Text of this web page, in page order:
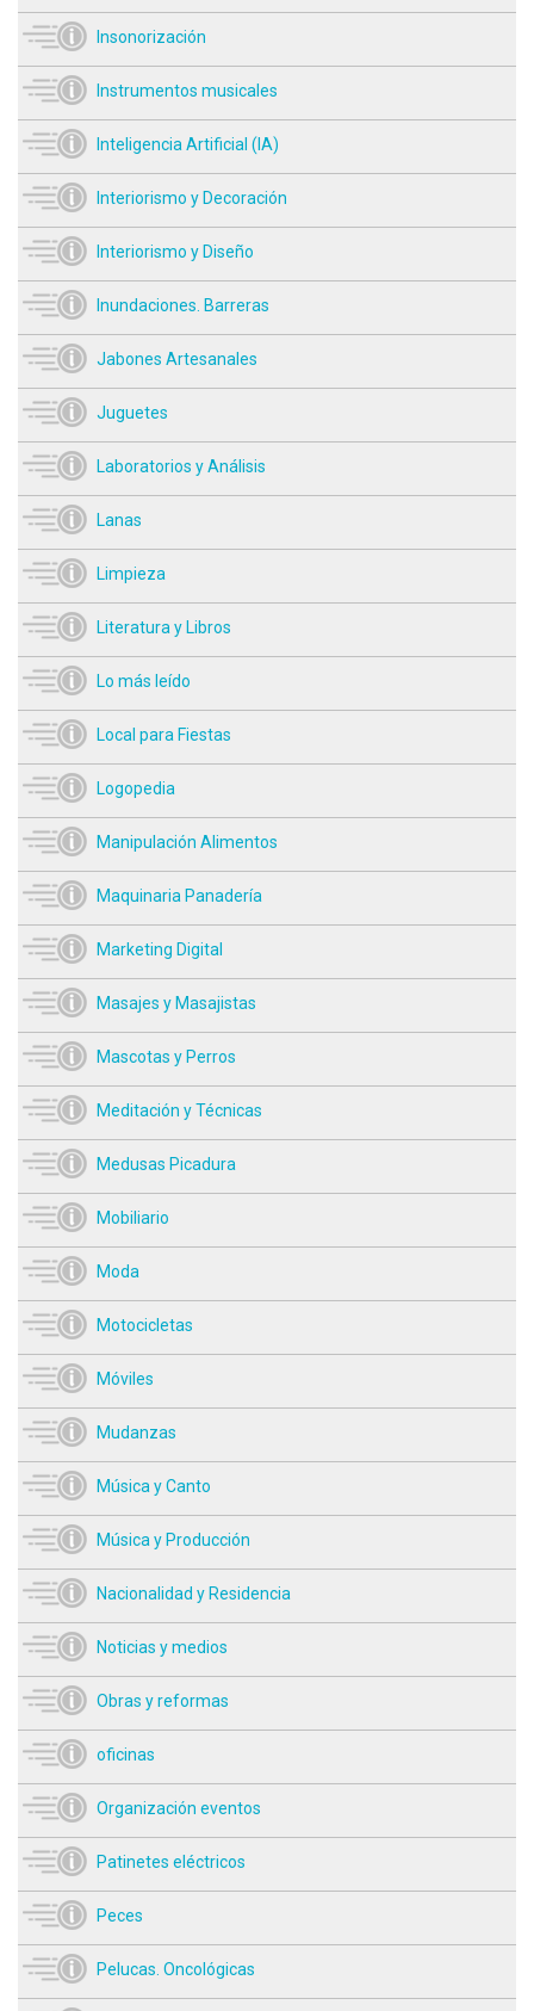
Insonorización
Instrumentos musicales
Inteligencia Artificial (IA)
Interiorismo y Decoración
Interiorismo y Diseño
Inundaciones. Barreras
Jabones Artesanales
Juguetes
Laboratorios y Análisis
Lanas
Limpieza
Literatura y Libros
Lo más leído
Local para Fiestas
Logopedia
Manipulación Alimentos
Maquinaria Panadería
Marketing Digital
Masajes y Masajistas
Mascotas y Perros
Meditación y Técnicas
Medusas Picadura
Mobiliario
Moda
Motocicletas
Móviles
Mudanzas
Música y Canto
Música y Producción
Nacionalidad y Residencia
Noticias y medios
Obras y reformas
oficinas
Organización eventos
Patinetes eléctricos
Peces
Pelucas. Oncológicas